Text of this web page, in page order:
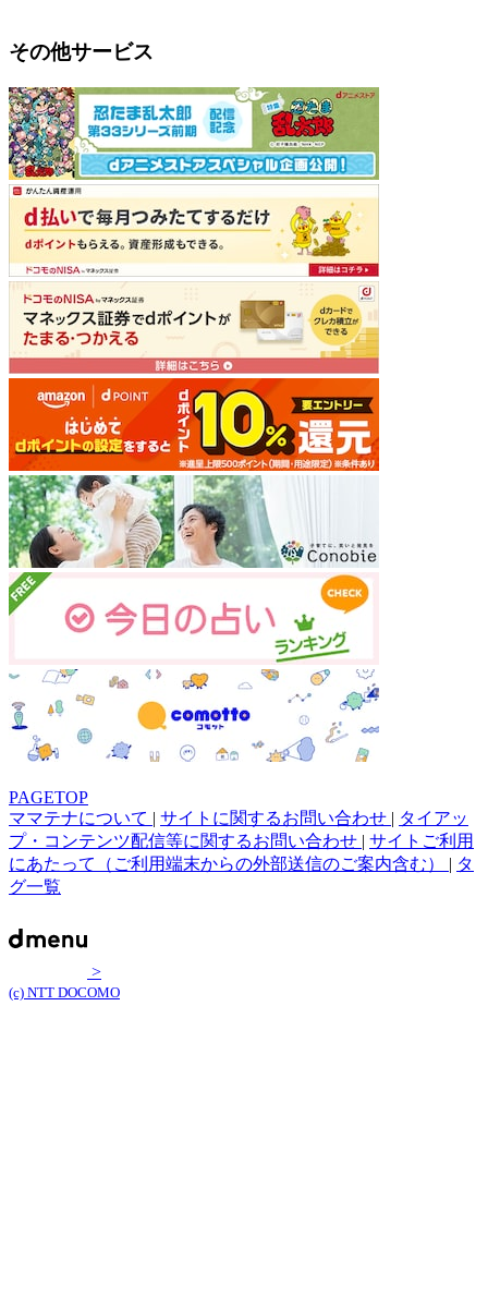
その他サービス
PAGETOP
ママテナについて | サイトに関するお問い合わせ | タイアッ
プ・コンテンツ配信等に関するお問い合わせ | サイトご利用
にあたって（ご利用端末からの外部送信のご案内含む） | タ
グ一覧
>
(c) NTT DOCOMO